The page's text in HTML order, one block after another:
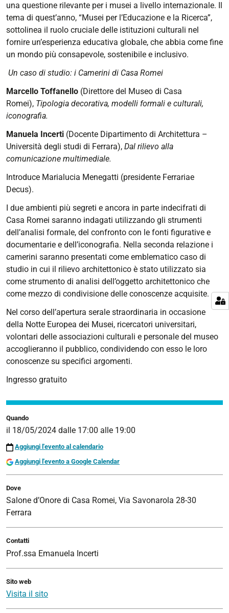
e
suoi
Camerini,
da
tramezze
lignee
dipinte
raffiguranti
le
allegorie
delle
Arti
Liberali
dei
Continenti,
saranno
al
centro
della
giornata.
Quando
il 18/05/2024 dalle 17:00 alle 19:00
Aggiungi l'evento al calendario
Aggiungi l'evento a Google Calendar
Dove
Salone d’Onore di Casa Romei, Via Savonarola 28-30
Ferrara
Contatti
Prof.ssa Emanuela Incerti
Sito web
Visita il sito
una questione rilevante per i musei a livello internazionale. Il
tema di quest’anno, “Musei per l’Educazione e la Ricerca”,
sottolinea il ruolo cruciale delle istituzioni culturali nel
fornire un’esperienza educativa globale, che abbia come fine
un mondo più consapevole, sostenibile e inclusivo.
Un caso di studio: i Camerini di Casa Romei
Marcello Toffanello (Direttore del Museo di Casa
Romei), Tipologia decorativa, modelli formali e culturali,
iconografia.
Manuela Incerti (Docente Dipartimento di Architettura –
Università degli studi di Ferrara), Dal rilievo alla
comunicazione multimediale.
Introduce Marialucia Menegatti (presidente Ferrariae
Decus).
I due ambienti più segreti e ancora in parte indecifrati di
Casa Romei saranno indagati utilizzando gli strumenti
dell’analisi formale, del confronto con le fonti figurative e
documentarie e dell’iconografia. Nella seconda relazione i
camerini saranno presentati come emblematico caso di
studio in cui il rilievo architettonico è stato utilizzato sia
come strumento di analisi dell’oggetto architettonico che
come mezzo di condivisione delle conoscenze acquisite.
Nel corso dell’apertura serale straordinaria in occasione
della Notte Europea dei Musei, ricercatori universitari,
volontari delle associazioni culturali e personale del museo
accoglieranno il pubblico, condividendo con esso le loro
conoscenze su specifici argomenti.
Ingresso gratuito